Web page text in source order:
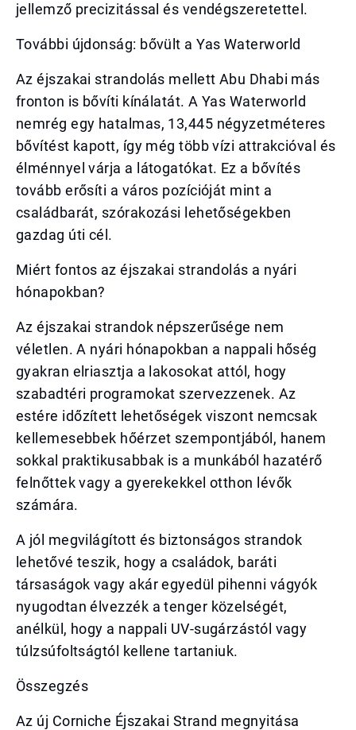
jellemző precizitással és vendégszeretettel.
További újdonság: bővült a Yas Waterworld
Az éjszakai strandolás mellett Abu Dhabi más
fronton is bővíti kínálatát. A Yas Waterworld
nemrég egy hatalmas, 13,445 négyzetméteres
bővítést kapott, így még több vízi attrakcióval és
élménnyel várja a látogatókat. Ez a bővítés
tovább erősíti a város pozícióját mint a
családbarát, szórakozási lehetőségekben
gazdag úti cél.
Miért fontos az éjszakai strandolás a nyári
hónapokban?
Az éjszakai strandok népszerűsége nem
véletlen. A nyári hónapokban a nappali hőség
gyakran elriasztja a lakosokat attól, hogy
szabadtéri programokat szervezzenek. Az
estére időzített lehetőségek viszont nemcsak
kellemesebbek hőérzet szempontjából, hanem
sokkal praktikusabbak is a munkából hazatérő
felnőttek vagy a gyerekekkel otthon lévők
számára.
A jól megvilágított és biztonságos strandok
lehetővé teszik, hogy a családok, baráti
társaságok vagy akár egyedül pihenni vágyók
nyugodtan élvezzék a tenger közelségét,
anélkül, hogy a nappali UV-sugárzástól vagy
túlzsúfoltságtól kellene tartaniuk.
Összegzés
Az új Corniche Éjszakai Strand megnyitása